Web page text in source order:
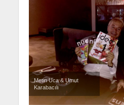
Metin Uca & Umut
Karabacılı